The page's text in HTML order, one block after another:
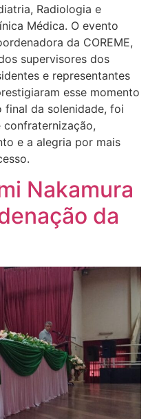
Radiologia e
Médica. O evento
da COREME,
supervisores dos
e representantes
esse momento
final da solenidade, foi
e a alegria por mais
Nakamura
da